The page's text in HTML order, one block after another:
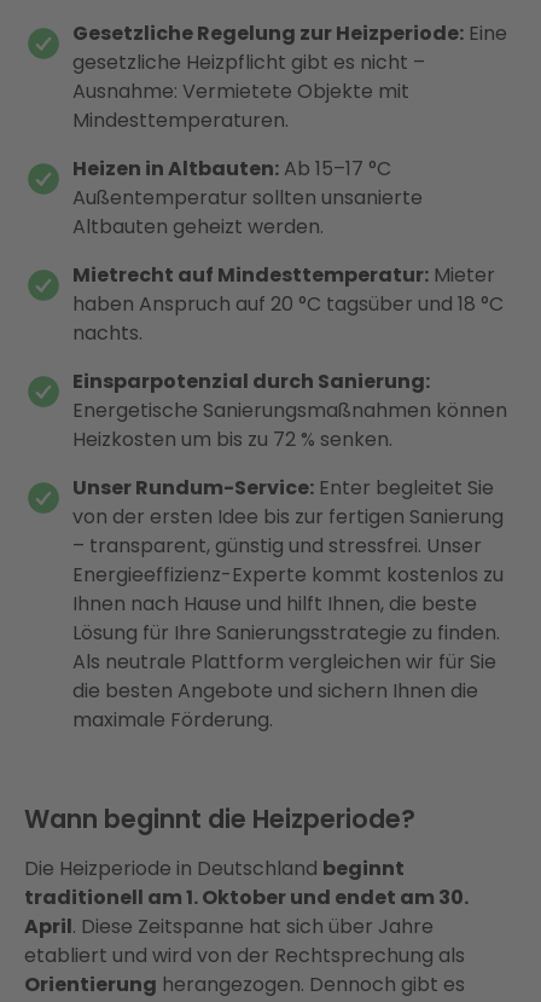
Gesetzliche Regelung zur Heizperiode: Eine
gesetzliche Heizpflicht gibt es nicht –
Ausnahme: Vermietete Objekte mit
Mindesttemperaturen.
Heizen in Altbauten: Ab 15–17 °C
Außentemperatur sollten unsanierte
Altbauten geheizt werden.
Mietrecht auf Mindesttemperatur: Mieter
haben Anspruch auf 20 °C tagsüber und 18 °C
nachts.
Einsparpotenzial durch Sanierung:
Energetische Sanierungsmaßnahmen können
Heizkosten um bis zu 72 % senken.
Unser Rundum-Service: Enter begleitet Sie
von der ersten Idee bis zur fertigen Sanierung
– transparent, günstig und stressfrei. Unser
Energieeffizienz-Experte kommt kostenlos zu
Ihnen nach Hause und hilft Ihnen, die beste
Lösung für Ihre Sanierungsstrategie zu finden.
Als neutrale Plattform vergleichen wir für Sie
die besten Angebote und sichern Ihnen die
maximale Förderung.
Wann beginnt die Heizperiode?
Die Heizperiode in Deutschland beginnt
traditionell am 1. Oktober und endet am 30.
April. Diese Zeitspanne hat sich über Jahre
etabliert und wird von der Rechtsprechung als
Orientierung herangezogen. Dennoch gibt es